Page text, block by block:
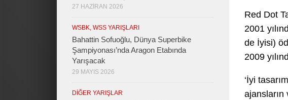
Red Dot
2001
de İyisi)
2009
‘İyi
ajansların
27 HAZIRAN 2026
WSBK, WSS YARIŞLARI
Bahattin Sofuoğlu, Dünya Superbike
Şampiyonası’nda Aragon Etabında
Yarışacak
29 MAYIS 2026
DIĞER YARIŞLAR